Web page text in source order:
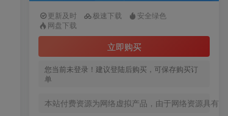
更新及时 极速下载
安全绿色
网盘下载
立即购买
您当前未登录！建议登陆后购买，可保存购买订
单
本站付费资源为网络虚拟产品，由于网络资源具有